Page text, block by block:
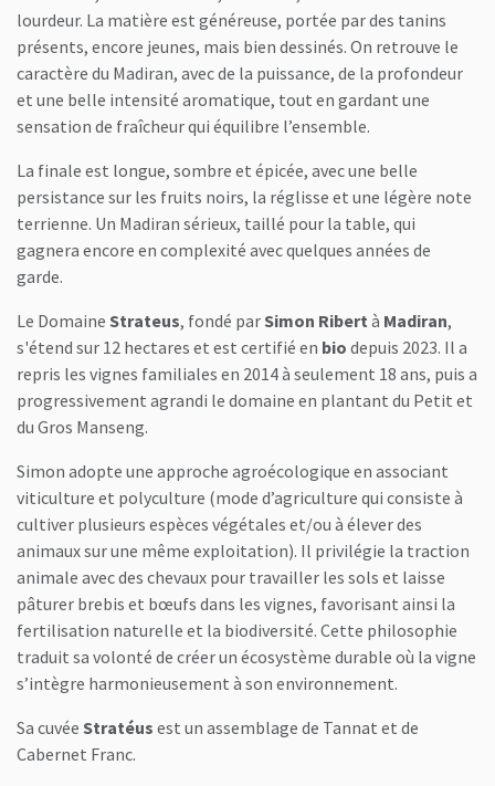
lourdeur. La matière est généreuse, portée par des tanins
présents, encore jeunes, mais bien dessinés. On retrouve le
caractère du Madiran, avec de la puissance, de la profondeur
et une belle intensité aromatique, tout en gardant une
sensation de fraîcheur qui équilibre l’ensemble.
La finale est longue, sombre et épicée, avec une belle
persistance sur les fruits noirs, la réglisse et une légère note
terrienne. Un Madiran sérieux, taillé pour la table, qui
gagnera encore en complexité avec quelques années de
garde.
Le Domaine Strateus, fondé parSimon Ribert à Madiran,
s'étend sur 12 hectares et est certifié en bio depuis 2023. Il a
repris les vignes familiales en 2014 à seulement 18 ans, puis a
progressivement agrandi le domaine en plantant du Petit et
du Gros Manseng.
Simon adopte une approche agroécologique en associant
viticulture et polyculture (mode d’agriculture qui consiste à
cultiver plusieurs espèces végétales et/ou à élever des
animaux sur une même exploitation). Il privilégie la traction
animale avec des chevaux pour travailler les sols et laisse
pâturer brebis et bœufs dans les vignes, favorisant ainsi la
fertilisation naturelle et la biodiversité. Cette philosophie
traduit sa volonté de créer un écosystème durable où la vigne
s’intègre harmonieusement à son environnement.
Sa cuvée Stratéus est un assemblage de Tannat et de
Cabernet Franc.